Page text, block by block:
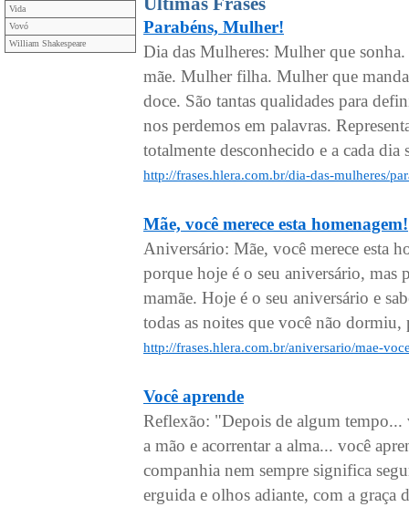
Vida
Vovó
William Shakespeare
Parabéns, Mulher!
Dia das Mulheres: Mulher que
mãe. Mulher filha. Mulher que
doce. São tantas qualidades para
nos perdemos em palavras.
totalmente desconhecido e a cada
http://frases.hlera.com.br/dia-das-mulheres/
Mãe, você merece esta homenagem!
Aniversário: Mãe, você merece esta
porque hoje é o seu aniversário, mas
mamãe. Hoje é o seu aniversário e
todas as noites que você não
http://frases.hlera.com.br/aniversario/mae-
Você aprende
Reflexão: "Depois de algum tempo...
a mão e acorrentar a alma... você
companhia nem sempre significa
erguida e olhos adiante, com a graça